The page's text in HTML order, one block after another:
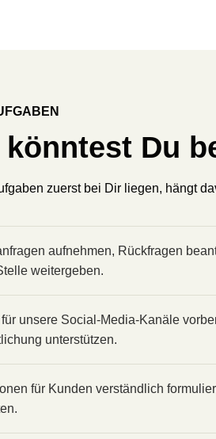
könntest Du
zuerst bei Dir liegen, hängt
aufnehmen, Rückfragen
weitergeben.
unsere Social-Media-Kanäle
unterstützen.
für Kunden verständlich